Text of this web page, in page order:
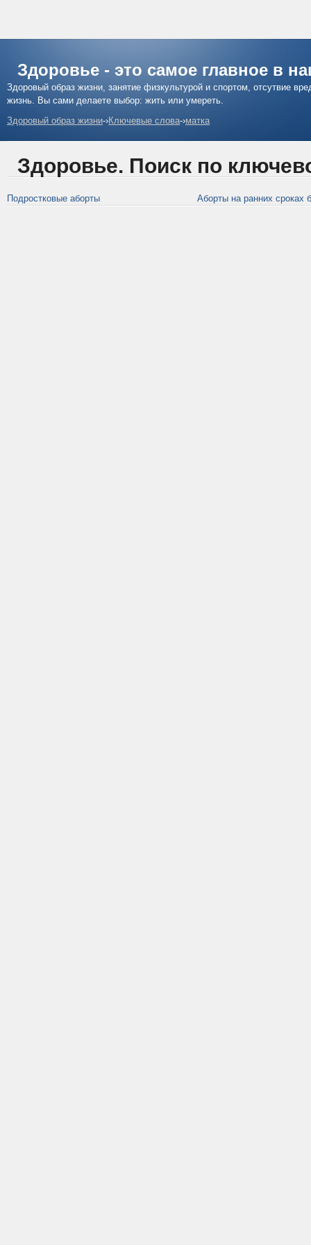
Здоровье - это самое главное в
Здоровый образ жизни, занятие физкультурой и спортом, отсутвие
жизнь. Вы сами делаете выбор: жить или умереть.
Здоровый образ жизни-›Ключевые слова-›матка
Здоровье. Поиск по
Подростковые аборты Аборты на ранних сроках